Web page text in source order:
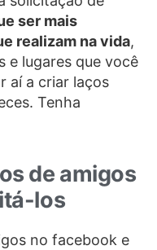
ser mais
realizam na vida,
e lugares que você
aí a criar laços
Tenha
de amigos
los
no facebook e